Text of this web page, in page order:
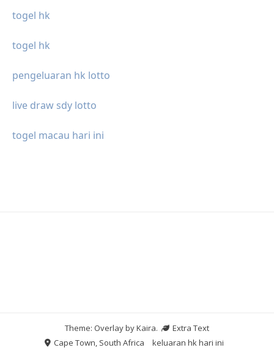
togel hk
togel hk
pengeluaran hk lotto
live draw sdy lotto
togel macau hari ini
Theme: Overlay byKaira.
Extra Text
Cape Town, South Africa
keluaran hk hari ini